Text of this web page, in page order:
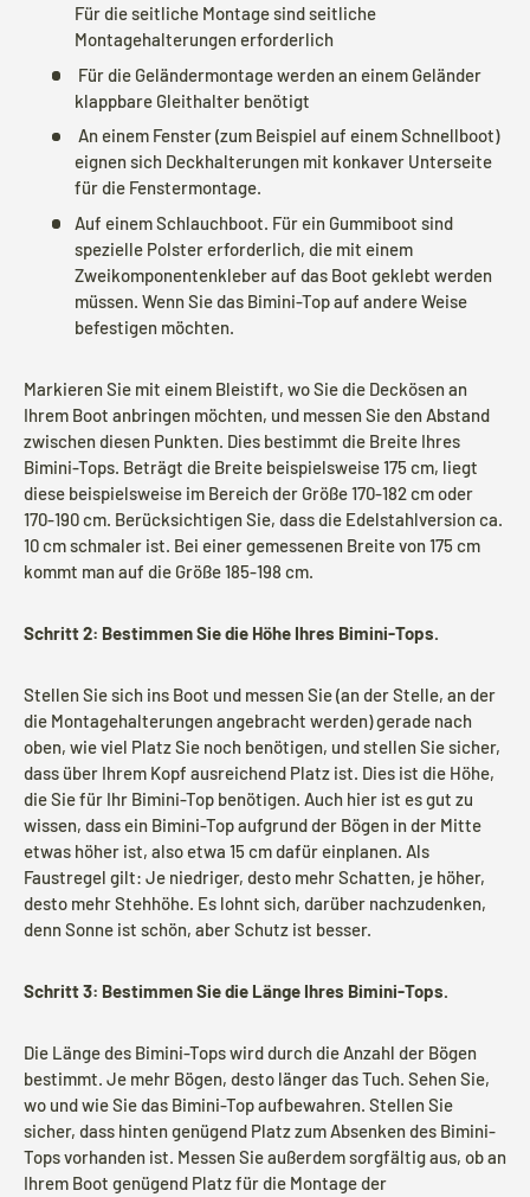
Für die seitliche Montage sind seitliche
Montagehalterungen erforderlich
Für die Geländermontage werden an einem Geländer
klappbare Gleithalter benötigt
An einem Fenster (zum Beispiel auf einem Schnellboot)
eignen sich Deckhalterungen mit konkaver Unterseite
für die Fenstermontage.
Auf einem Schlauchboot. Für ein Gummiboot sind
spezielle Polster erforderlich, die mit einem
Zweikomponentenkleber auf das Boot geklebt werden
müssen. Wenn Sie das Bimini-Top auf andere Weise
befestigen möchten.
Markieren Sie mit einem Bleistift, wo Sie die Deckösen an
Ihrem Boot anbringen möchten, und messen Sie den Abstand
zwischen diesen Punkten. Dies bestimmt die Breite Ihres
Bimini-Tops. Beträgt die Breite beispielsweise 175 cm, liegt
diese beispielsweise im Bereich der Größe 170-182 cm oder
170-190 cm. Berücksichtigen Sie, dass die Edelstahlversion ca.
10 cm schmaler ist. Bei einer gemessenen Breite von 175 cm
kommt man auf die Größe 185-198 cm.
Schritt 2: Bestimmen Sie die Höhe Ihres Bimini-Tops.
Stellen Sie sich ins Boot und messen Sie (an der Stelle, an der
die Montagehalterungen angebracht werden) gerade nach
oben, wie viel Platz Sie noch benötigen, und stellen Sie sicher,
dass über Ihrem Kopf ausreichend Platz ist. Dies ist die Höhe,
die Sie für Ihr Bimini-Top benötigen. Auch hier ist es gut zu
wissen, dass ein Bimini-Top aufgrund der Bögen in der Mitte
etwas höher ist, also etwa 15 cm dafür einplanen. Als
Faustregel gilt: Je niedriger, desto mehr Schatten, je höher,
desto mehr Stehhöhe. Es lohnt sich, darüber nachzudenken,
denn Sonne ist schön, aber Schutz ist besser.
Schritt 3: Bestimmen Sie die Länge Ihres Bimini-Tops.
Die Länge des Bimini-Tops wird durch die Anzahl der Bögen
bestimmt. Je mehr Bögen, desto länger das Tuch. Sehen Sie,
wo und wie Sie das Bimini-Top aufbewahren. Stellen Sie
sicher, dass hinten genügend Platz zum Absenken des Bimini-
Tops vorhanden ist. Messen Sie außerdem sorgfältig aus, ob an
Ihrem Boot genügend Platz für die Montage der